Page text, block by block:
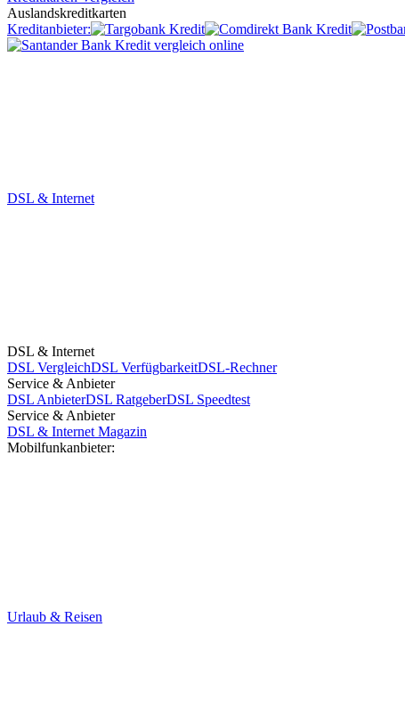
Auslandskreditkarten
Kreditanbieter:
DSL & Internet
DSL & Internet
DSL VergleichDSL VerfügbarkeitDSL-Rechner
Service & Anbieter
DSL AnbieterDSL RatgeberDSL Speedtest
Service & Anbieter
DSL & Internet Magazin
Mobilfunkanbieter:
Urlaub & Reisen